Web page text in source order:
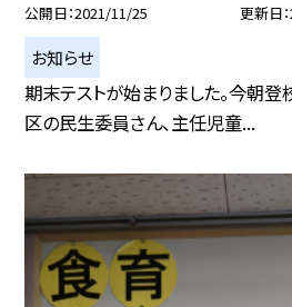
公開日 2021/11/25 更新日
お知らせ
期末テストが始まりました。今朝
区の民生委員さん、主任児童...